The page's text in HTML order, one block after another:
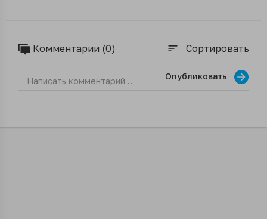
Комментарии (0) sort Сортировать
Опубликовать